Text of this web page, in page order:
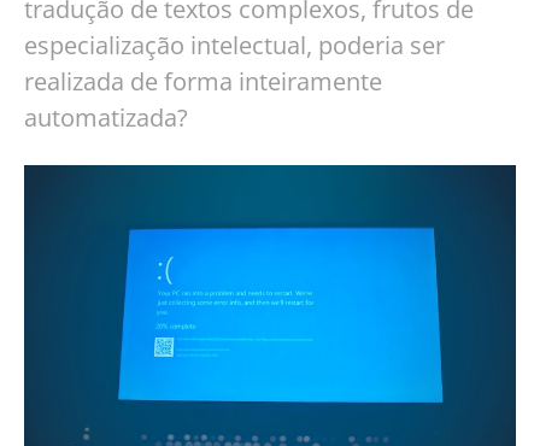
tradução de textos complexos, frutos de
especialização intelectual, poderia ser
realizada de forma inteiramente
automatizada?